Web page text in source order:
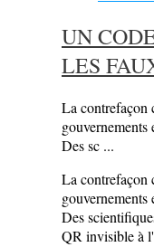
UN
LES
La contrefaçon
gouvernements
Des sc ...
La contrefaçon
gouvernements
Des
QR invisible à